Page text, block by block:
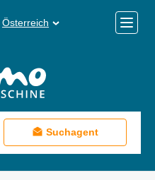
Österreich
Menü
Suchagent